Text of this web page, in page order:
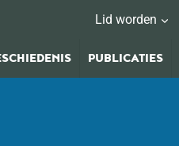
Lid worden
PUBLICATIES